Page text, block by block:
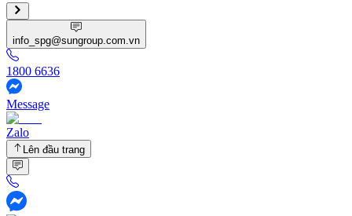
info_spg@sungroup.com.vn
1800 6636
Message
Zalo
Lên đầu trang